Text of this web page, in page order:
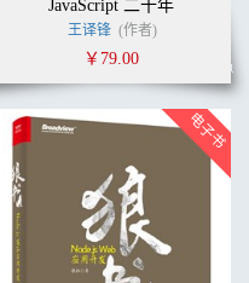
浙江阿里巴巴聚橙技术发展有限公司
JavaScript 二十年
王译锋 (作者)
￥79.00